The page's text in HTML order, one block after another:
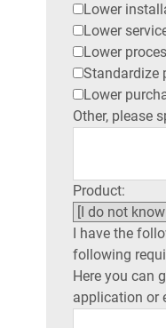
Lower
Lower
Lower
Standardize
Lower
Other, please
Product:
I have the
following
Here you can
application or